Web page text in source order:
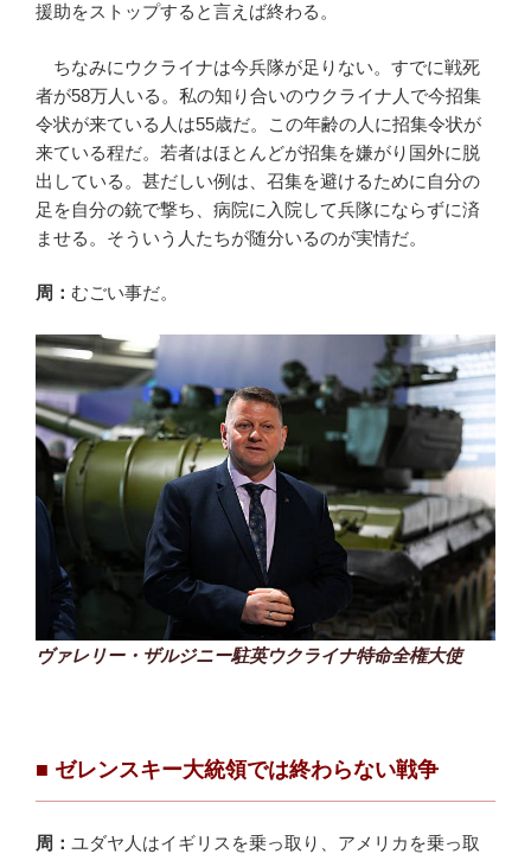
援助をストップすると言えば終わる。
ちなみにウクライナは今兵隊が足りない。すでに戦死
者が58万人いる。私の知り合いのウクライナ人で今招集
令状が来ている人は55歳だ。この年齢の人に招集令状が
来ている程だ。若者はほとんどが招集を嫌がり国外に脱
出している。甚だしい例は、召集を避けるために自分の
足を自分の銃で撃ち、病院に入院して兵隊にならずに済
ませる。そういう人たちが随分いるのが実情だ。
周： むごい事だ。
ヴァレリー・ザルジニー駐英ウクライナ特命全権大使
■ ゼレンスキー大統領では終わらない戦争
周： ユダヤ人はイギリスを乗っ取り、アメリカを乗っ取